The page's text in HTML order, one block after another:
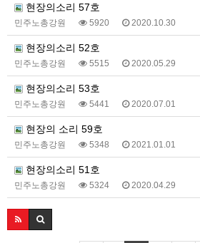
현장의소리 57호
민주노총강원 5920 2020.10.30
현장의소리 52호
민주노총강원 5515 2020.05.29
현장의소리 53호
민주노총강원 5441 2020.07.01
현장의 소리 59호
민주노총강원 5348 2021.01.01
현장의소리 51호
민주노총강원 5324 2020.04.29